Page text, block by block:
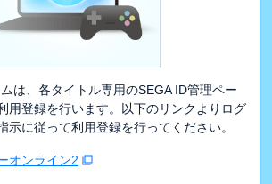
は、各タイトル専用のSEGA ID管理ペー
用登録を行います。以下のリンクよりログ
示に従って利用登録を行ってください。
オンライン2